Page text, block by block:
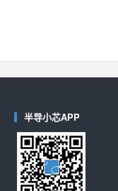
半导小芯APP